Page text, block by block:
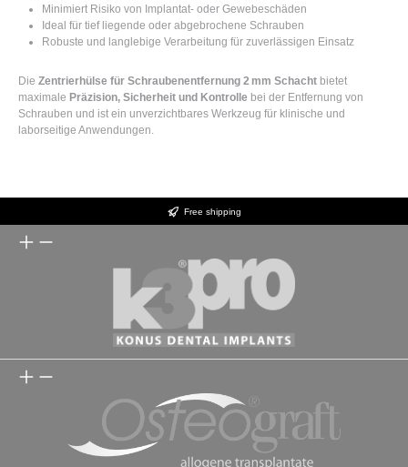
Minimiert Risiko von Implantat- oder Gewebeschäden
Ideal für tief liegende oder abgebrochene Schrauben
Robuste und langlebige Verarbeitung für zuverlässigen Einsatz
Die Zentrierhülse für Schraubenentfernung 2 mm Schacht bietet
maximale Präzision, Sicherheit und Kontrolle bei der Entfernung von
Schrauben und ist ein unverzichtbares Werkzeug für klinische und
laborseitige Anwendungen.
Free shipping